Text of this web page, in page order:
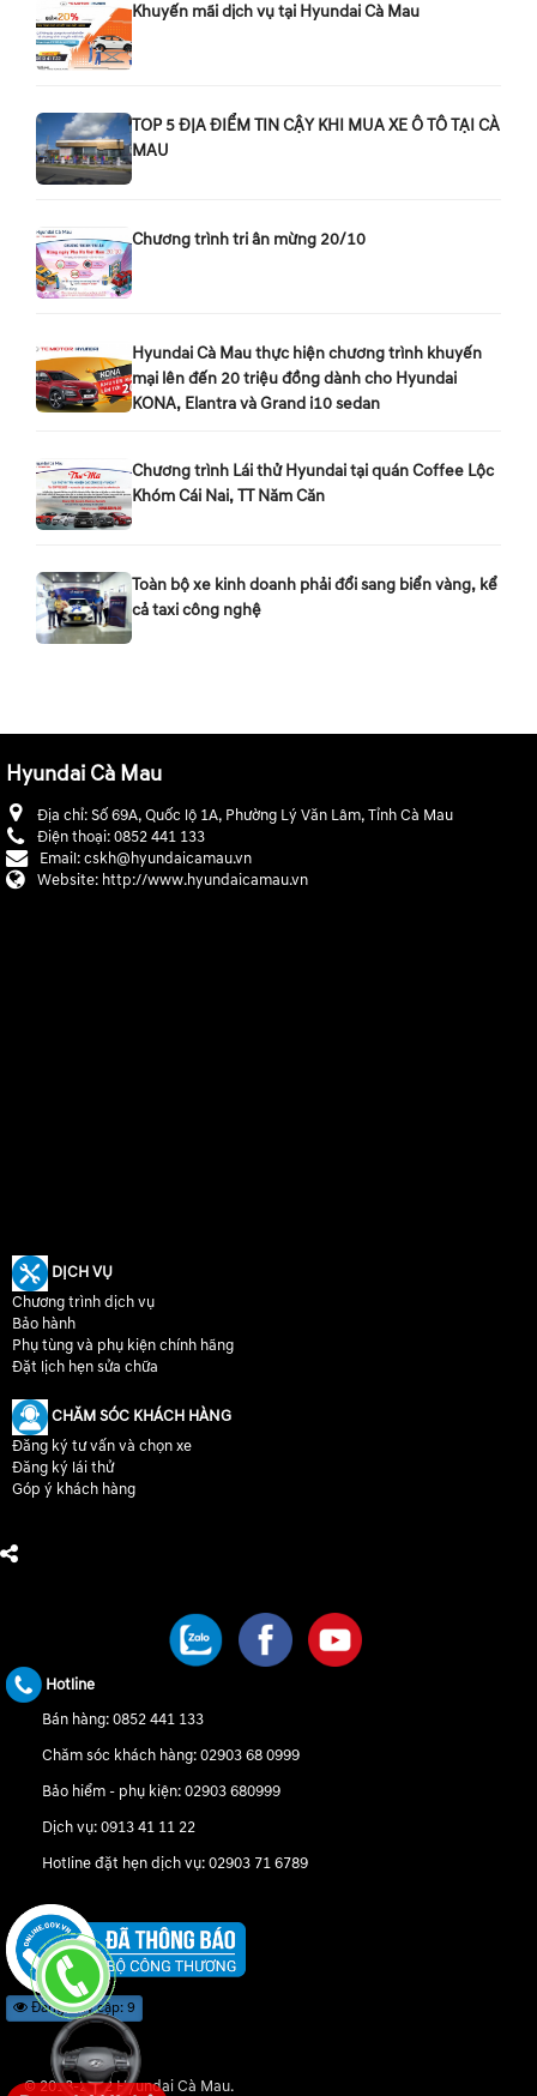
Khuyến mãi dịch vụ tại Hyundai Cà Mau
TOP 5 ĐỊA ĐIỂM TIN CẬY KHI MUA XE Ô TÔ TẠI CÀ
MAU
Chương trình tri ân mừng 20/10
Hyundai Cà Mau thực hiện chương trình khuyến
mại lên đến 20 triệu đồng dành cho Hyundai
KONA, Elantra và Grand i10 sedan
Chương trình Lái thử Hyundai tại quán Coffee Lộc
Khóm Cái Nai, TT Năm Căn
Toàn bộ xe kinh doanh phải đổi sang biển vàng, kể
cả taxi công nghệ
Hyundai Cà Mau
Địa chỉ:Số 69A, Quốc lộ 1A, Phường Lý Văn Lâm, Tỉnh Cà Mau
Điện thoại:0852 441 133
Email:cskh@hyundaicamau.vn
Website: http://www.hyundaicamau.vn
DỊCH VỤ
Chương trình dịch vụ
Bảo hành
Phụ tùng và phụ kiện chính hãng
Đặt lịch hẹn sửa chữa
CHĂM SÓC KHÁCH HÀNG
Đăng ký tư vấn và chọn xe
Đăng ký lái thử
Góp ý khách hàng
Hotline
Bán hàng:0852 441 133
Chăm sóc khách hàng:02903 68 0999
Bảo hiểm - phụ kiện:02903 680999
Dịch vụ:0913 41 11 22
Hotline đặt hẹn dịch vụ:02903 71 6789
Đang truy cập: 9
© 2018-2022 Hyundai Cà Mau.